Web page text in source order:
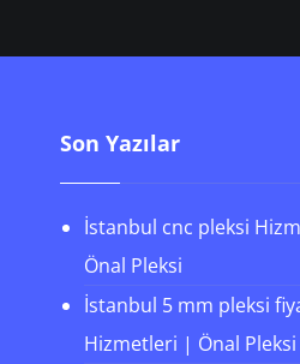
Son Yazılar
İstanbul cnc pleksi
Önal Pleksi
İstanbul 5 mm pleksi
Hizmetleri | Önal Pleksi